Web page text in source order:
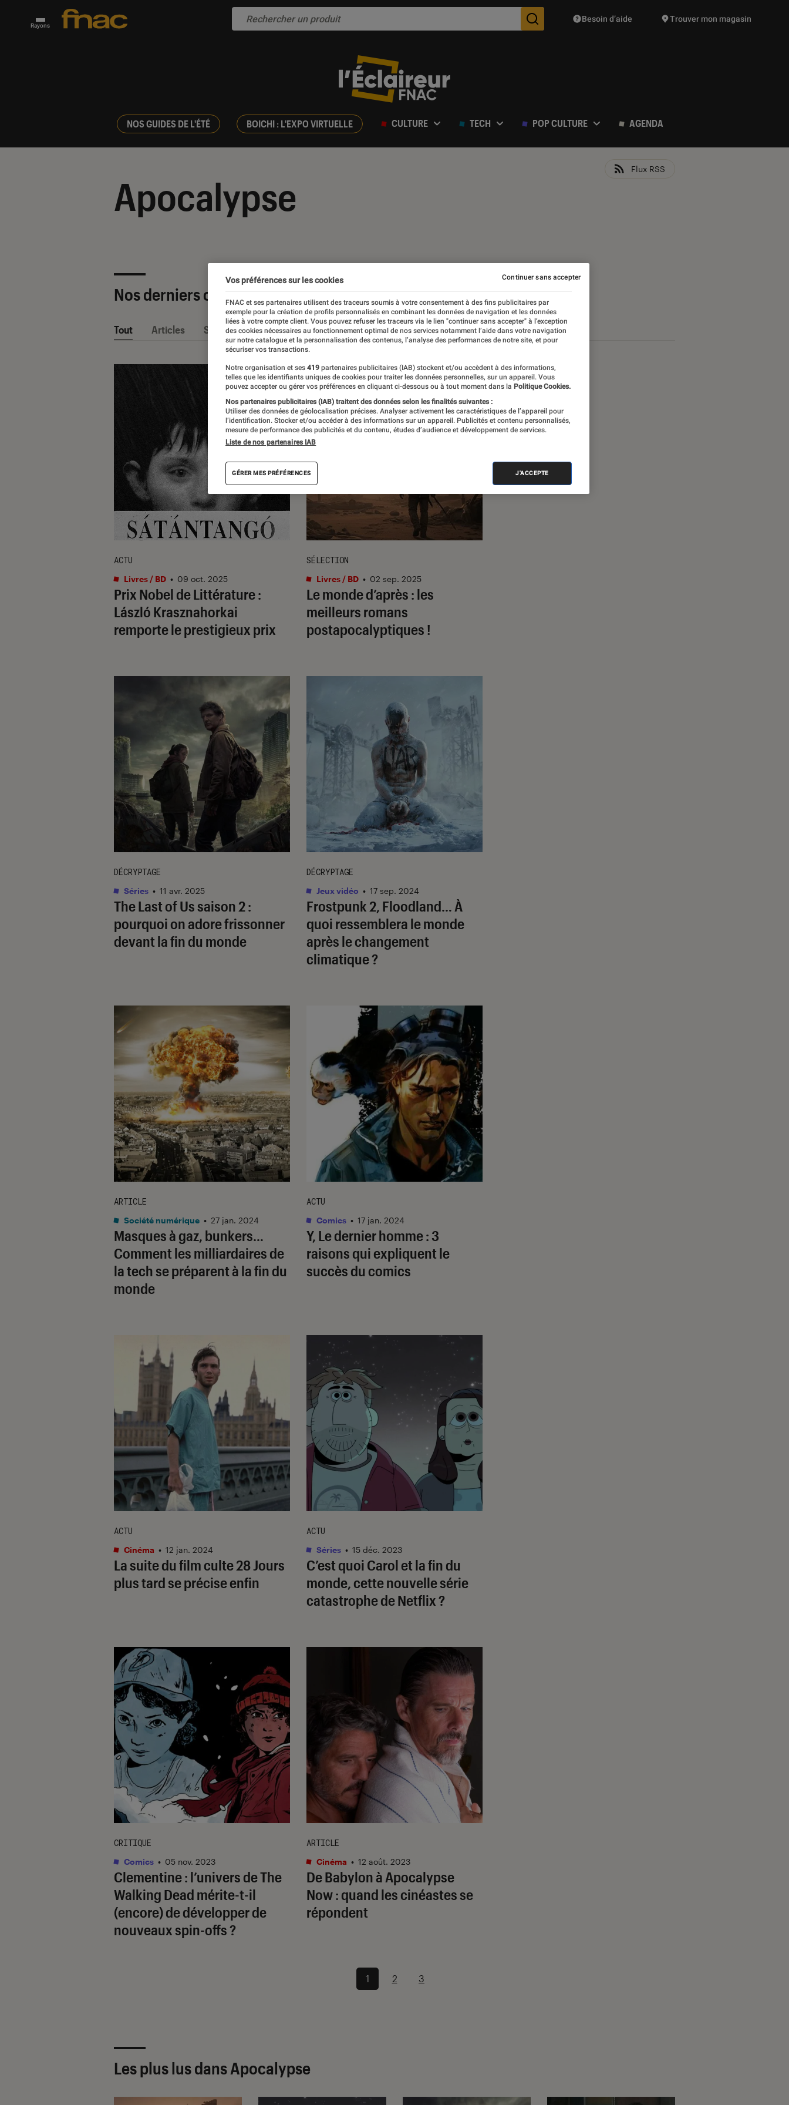
Rayons Des suggestions de produits vont vous être proposées
Besoin d’aide Trouver mon magasin
NOS GUIDES DE L'ÉTÉ BOICHI : L'EXPO VIRTUELLE CULTURE TECH POP CULTURE AGENDA
Apocalypse
Flux RSS
Nos derniers contenus
Tout Articles Sélections et guides
Prix Nobel de Littérature :
László Krasznahorkai
remporte le prestigieux prix
ACTU
Livres / BD • 09 oct. 2025
Le monde d’après : les
meilleurs romans
postapocalyptiques !
SÉLECTION
Livres / BD • 02 sep. 2025
The Last of Us saison 2 :
pourquoi on adore frissonner
devant la fin du monde
DÉCRYPTAGE
Séries • 11 avr. 2025
Frostpunk 2, Floodland… À
quoi ressemblera le monde
après le changement
climatique ?
DÉCRYPTAGE
Jeux vidéo • 17 sep. 2024
Masques à gaz, bunkers…
Comment les milliardaires de
la tech se préparent à la fin du
monde
ARTICLE
Société numérique • 27 jan. 2024
Y, Le dernier homme: 3
raisons qui expliquent le
succès du comics
ACTU
Comics • 17 jan. 2024
La suite du film culte28 Jours
plus tardse précise enfin
ACTU
Cinéma • 12 jan. 2024
C’est quoi Carol et la fin du
monde, cette nouvelle série
catastrophe de Netflix ?
ACTU
Séries • 15 déc. 2023
Clementine: l’univers deThe
Walking Dead mérite-t-il
(encore) de développer de
nouveaux spin-offs ?
CRITIQUE
Comics • 05 nov. 2023
DeBabylonà Apocalypse
Now: quand les cinéastes se
répondent
ARTICLE
Cinéma • 12 août. 2023
1 2 3
Les plus lus dans Apocalypse
Vos préférences sur les cookies
FNAC et ses partenaires utilisent des traceurs soumis à votre consentement à des fins publicitaires par
exemple pour la création de profils personnalisés en combinant les données de navigation et les données
liées à votre compte client. Vous pouvez refuser les traceurs via le lien "continuer sans accepter" à l’exception
des cookies nécessaires au fonctionnement optimal de nos services notamment l’aide dans votre navigation
sur notre catalogue et la personnalisation des contenus, l’analyse des performances de notre site, et pour
sécuriser vos transactions.
Notre organisation et ses 419 partenaires publicitaires (IAB) stockent et/ou accèdent à des informations,
telles que les identifiants uniques de cookies pour traiter les données personnelles, sur un appareil. Vous
pouvez accepter ou gérer vos préférences en cliquant ci-dessous ou à tout moment dans la Politique Cookies.
Nos partenaires publicitaires (IAB) traitent des données selon les finalités suivantes :
Utiliser des données de géolocalisation précises. Analyser activement les caractéristiques de l’appareil pour
l’identification. Stocker et/ou accéder à des informations sur un appareil. Publicités et contenu personnalisés,
mesure de performance des publicités et du contenu, études d’audience et développement de services.
Liste de nos partenaires IAB
GÉRER MES PRÉFÉRENCES J'ACCEPTE
Continuer sans accepter